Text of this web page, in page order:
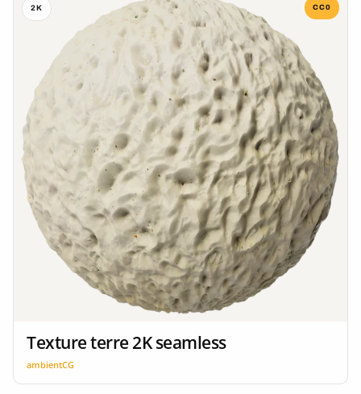
2K CC0
Texture terre 2K seamless
ambientCG